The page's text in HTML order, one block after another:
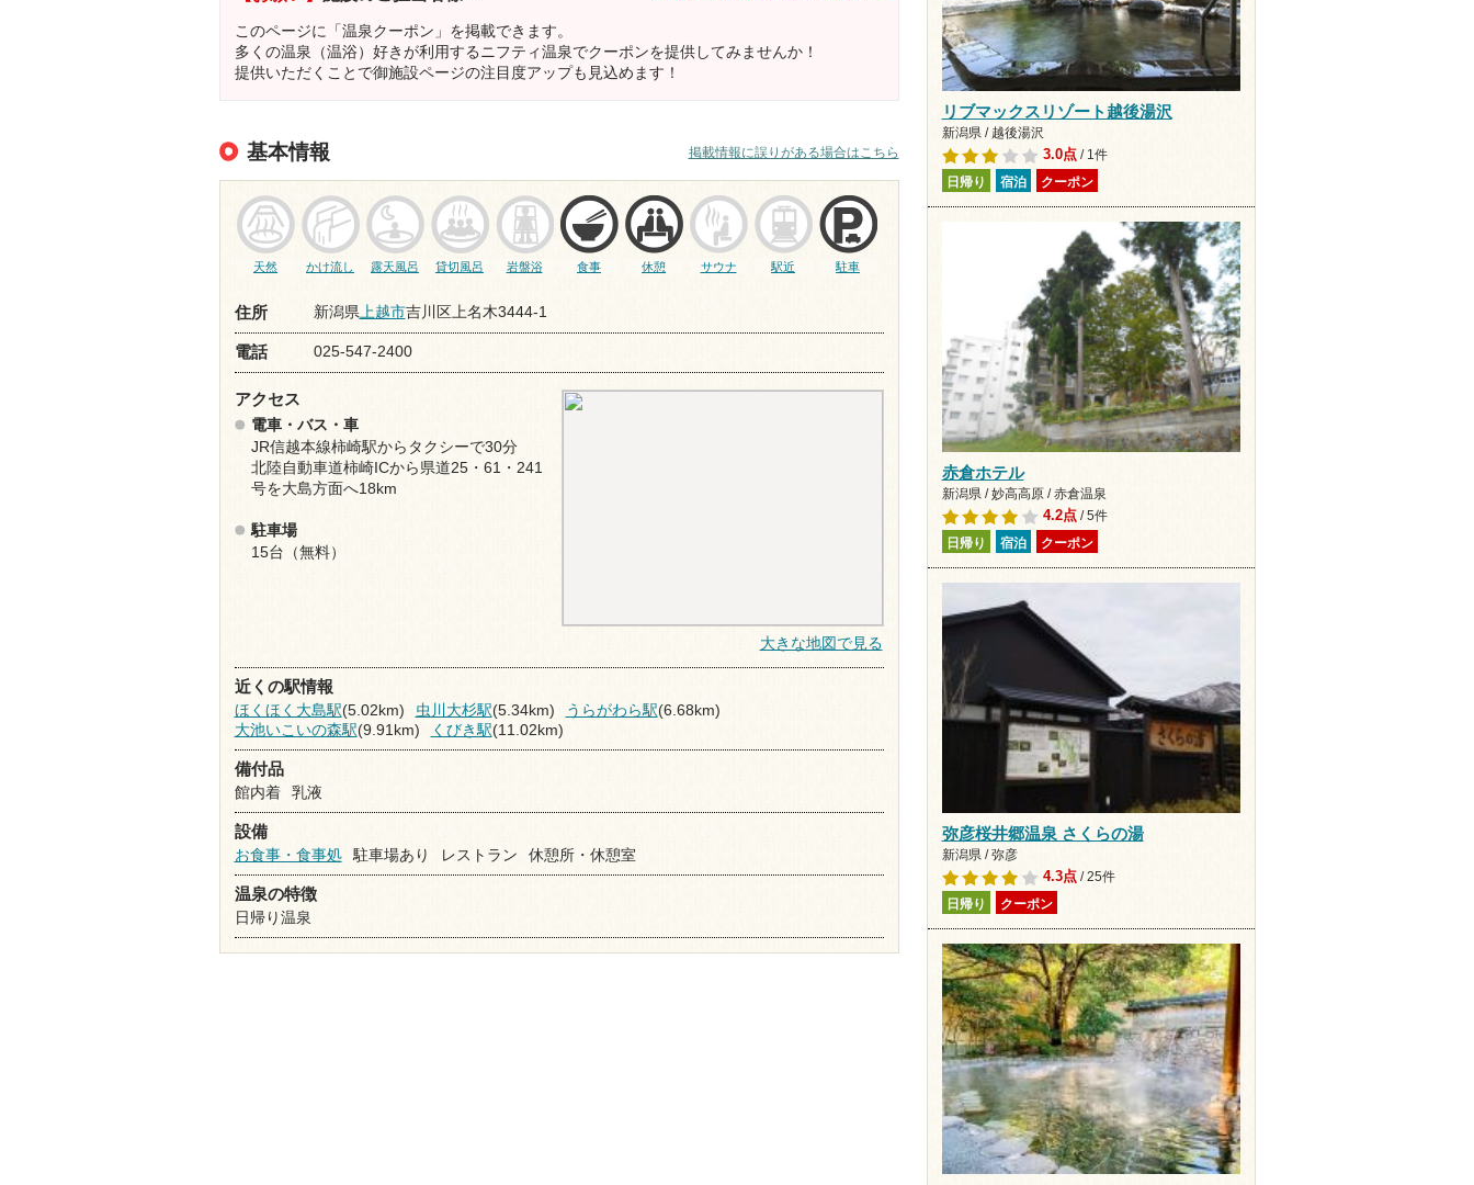
このページに「温泉クーポン」を掲載できます。
多くの温泉（温浴）好きが利用するニフティ温泉でクーポンを提供してみませんか！
提供いただくことで御施設ページの注目度アップも見込めます！
基本情報 掲載情報に誤りがある場合はこちら
天然 かけ流し 露天風呂 貸切風呂 岩盤浴 食事 休憩 サウナ 駅近 駐車
住所 新潟県 上越市吉川区上名木3444-1
電話 025-547-2400
アクセス
電車・バス・車
JR信越本線柿崎駅からタクシーで30分
北陸自動車道柿崎ICから県道25・61・241
号を大島方面へ18km
駐車場
15台（無料）
大きな地図で見る
近くの駅情報
ほくほく大島駅(5.02km) 虫川大杉駅(5.34km) うらがわら駅(6.68km)
大池いこいの森駅(9.91km) くびき駅(11.02km)
備付品
館内着
乳液
設備
お食事・食事処
駐車場あり レストラン 休憩所・休憩室
温泉の特徴
日帰り温泉
リブマックスリゾート越後湯沢
新潟県 / 越後湯沢
3.0点/ 1件
日帰り 宿泊 クーポン
赤倉ホテル
新潟県 / 妙高高原 / 赤倉温泉
4.2点/ 5件
日帰り 宿泊 クーポン
弥彦桜井郷温泉 さくらの湯
新潟県 / 弥彦
4.3点/ 25件
日帰り クーポン